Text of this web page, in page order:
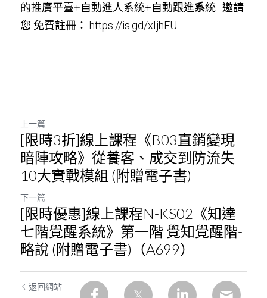
的推廣平臺+自動進人系統+自動跟進系統…邀請
您 免費註冊： https://is.gd/xIjhEU
上一篇
[限時3折]線上課程《B03直銷變現
暗陣攻略》從養客、成交到防流失
10大實戰模組 (附贈電子書)
下一篇
[限時優惠]線上課程N-KS02《知達
七階覺醒系統》第一階 覺知覺醒階-
略說 (附贈電子書)（A699）
返回網站